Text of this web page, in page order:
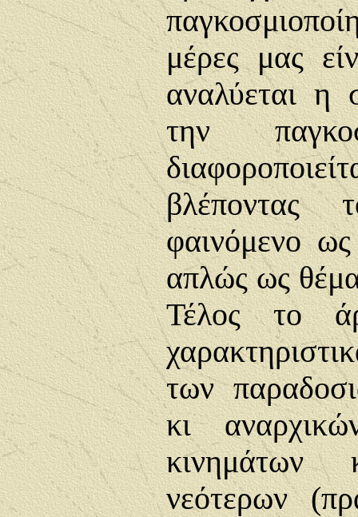
μέρες μας
αναλύεται η
την
βλέποντας
φαινόμενο
απλώς ως
Τέλος το
των
κι
νεότερων